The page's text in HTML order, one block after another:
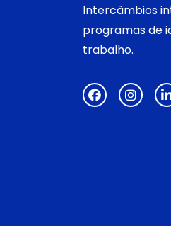
Intercâmbios
programas de
trabalho.